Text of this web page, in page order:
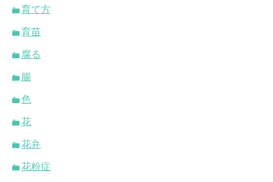
育て方
育苗
腐る
腸
色
花
花弁
花粉症